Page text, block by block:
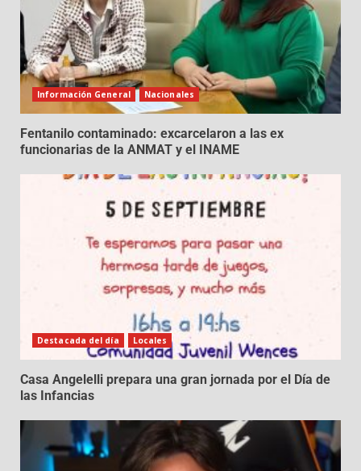
Información General Nacionales
Fentanilo contaminado: excarcelaron a las ex
funcionarias de la ANMAT y el INAME
Destacada del día Locales
Casa Angelelli prepara una gran jornada por el Día de
las Infancias